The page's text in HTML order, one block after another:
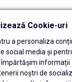
Cookie-uri
a personaliza
social media și
împărtășim informații
noștri de